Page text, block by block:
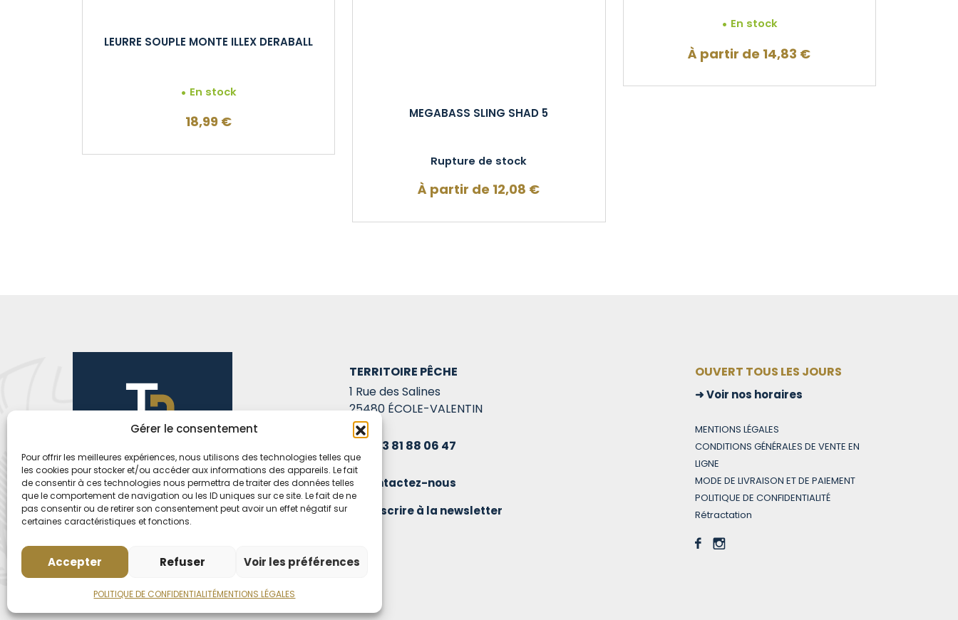
Gérer le consentement
Pour offrir les meilleures expériences, nous utilisons des technologies telles que
les cookies pour stocker et/ou accéder aux informations des appareils. Le fait
de consentir à ces technologies nous permettra de traiter des données telles
que le comportement de navigation ou les ID uniques sur ce site. Le fait de ne
pas consentir ou de retirer son consentement peut avoir un effet négatif sur
certaines caractéristiques et fonctions.
Accepter Refuser Voir les préférences
POLITIQUE DE CONFIDENTIALITÉMENTIONS LÉGALES
LEURRE SOUPLE MONTE ILLEX DERABALL
En stock
18,99 € MEGABASS SLING SHAD 5
Rupture de stock
À partir de 12,08 €
En stock
À partir de 14,83 €
TERRITOIRE PÊCHE
1 Rue des Salines
25480 ÉCOLE-VALENTIN
03 81 88 06 47
Contactez-nous
S'inscrire à la newsletter
OUVERT TOUS LES JOURS
Voir nos horaires
MENTIONS LÉGALES
CONDITIONS GÉNÉRALES DE VENTE EN
LIGNE
MODE DE LIVRAISON ET DE PAIEMENT
POLITIQUE DE CONFIDENTIALITÉ
Rétractation